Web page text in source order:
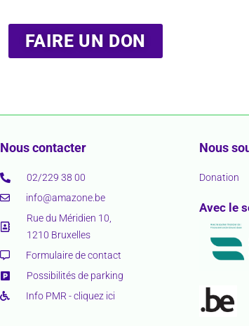
FAIRE UN DON
Nous contacter
02/229 38 00
info@amazone.be
Rue du Méridien 10,
1210 Bruxelles
Formulaire de contact
Possibilités de parking
Info PMR - cliquez ici
Nous
Donation
Avec le